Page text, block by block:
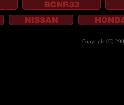
Copyright (C)